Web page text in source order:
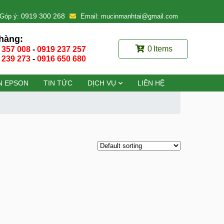
Góp ý: 0919 300 268 Email: mucinmanhtai@gmail.com
008- 0919 237 257
273- 0916 650 680
0 Items
EPSON TIN TỨC DỊCH VỤ LIÊN HỆ